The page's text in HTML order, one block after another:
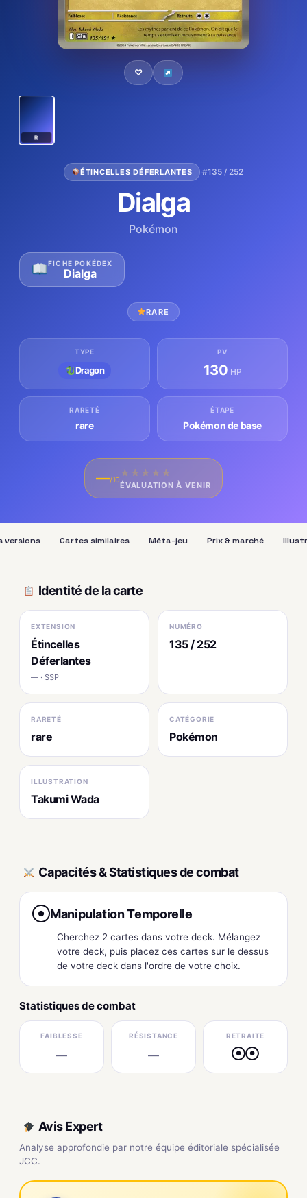
♡
R
ÉTINCELLES DÉFERLANTES ·#135 / 252
Dialga
Pokémon
FICHE POKÉDEX
Dialga
RARE
TYPE
Dragon
PV
130 HP
RARETÉ
rare
ÉTAPE
Pokémon de base
—/10
★ ★ ★ ★ ★
ÉVALUATION À VENIR
versions Cartes similaires Méta-jeu Prix & marché
Identité de la carte
EXTENSION
Étincelles
Déferlantes
— · SSP
NUMÉRO
135 / 252
RARETÉ
rare
CATÉGORIE
Pokémon
ILLUSTRATION
Takumi Wada
Capacités & Statistiques de combat
● Manipulation Temporelle
Cherchez 2 cartes dans votre deck. Mélangez
votre deck, puis placez ces cartes sur le dessus
de votre deck dans l'ordre de votre choix.
Statistiques de combat
FAIBLESSE
—
RÉSISTANCE
—
RETRAITE
● ●
Avis Expert
Analyse approfondie par notre équipe éditoriale spécialisée
JCC.